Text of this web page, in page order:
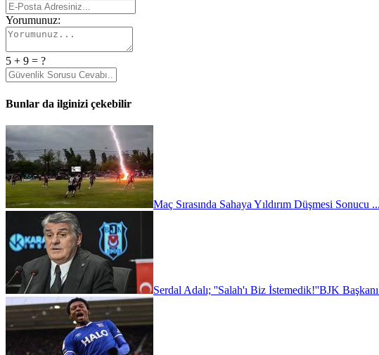
Yorumunuz:
5 + 9 = ?
Bunlar da ilginizi çekebilir
Maç Sırasında Sahaya Yıldırım Düşmesi Sonucu ...
Serdal Adalı; ''Salah'ı Biz İstemedik!''BJK